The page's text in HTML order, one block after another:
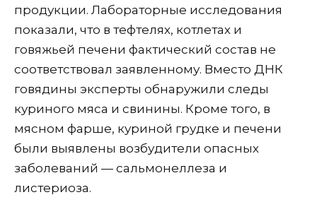
продукции. Лабораторные исследования
показали, что в тефтелях, котлетах и
говяжьей печени фактический состав не
соответствовал заявленному. Вместо ДНК
говядины эксперты обнаружили следы
куриного мяса и свинины. Кроме того, в
мясном фарше, куриной грудке и печени
были выявлены возбудители опасных
заболеваний — сальмонеллеза и
листериоза.